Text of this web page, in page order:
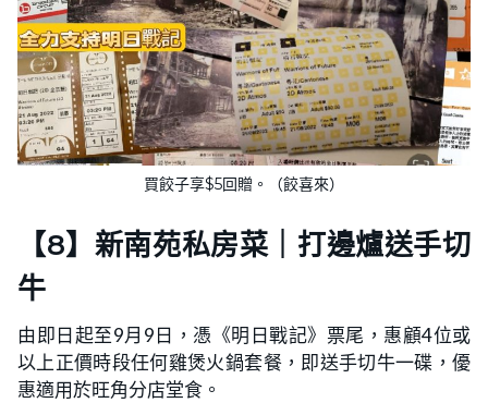
買餃子享$5回贈。（餃喜來）
【8】新南苑私房菜｜打邊爐送手切
牛
由即日起至9月9日，憑《明日戰記》票尾，惠顧4位或
以上正價時段任何雞煲火鍋套餐，即送手切牛一碟，優
惠適用於旺角分店堂食。